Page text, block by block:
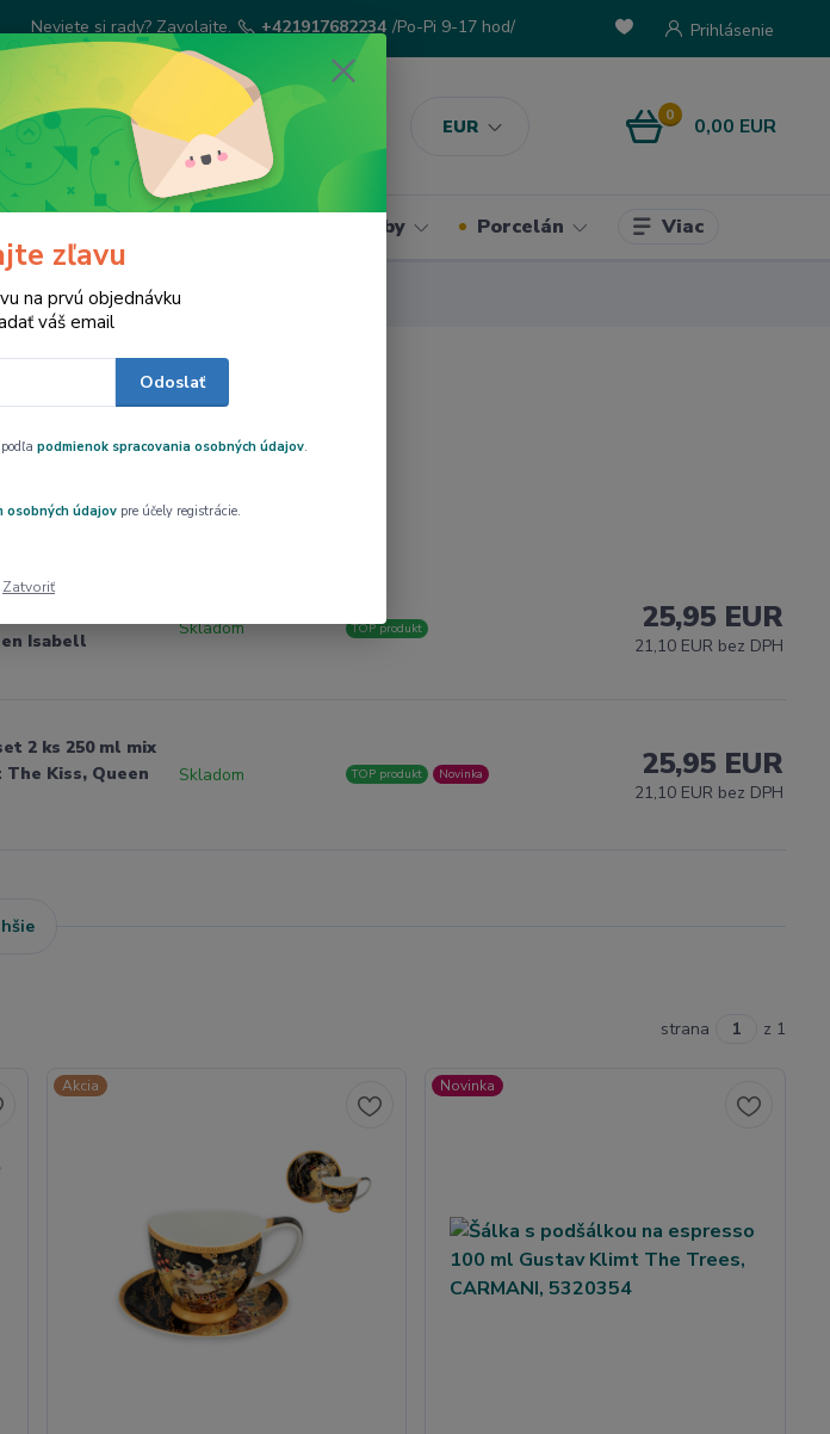
EUR
Prihlásenie
Neviete si rady? Zavolajte. +421917682234 /Po-Pi 9-17 hod/
0 0,00 EUR
Kuchynske potreby Porcelán Viac
Isabell
Skladom TOP produkt 25,95 EUR
21,10 EUR bez DPH
2 ks 250 ml mix
Kiss, Queen
Skladom TOP produkt Novinka 25,95 EUR
21,10 EUR bez DPH
strana z 1
Akcia Novinka
zľavu
na prvú objednávku
váš email
Odoslať
podmienok spracovania osobných údajov.
osobných údajovpre účely registrácie.
Zatvoriť